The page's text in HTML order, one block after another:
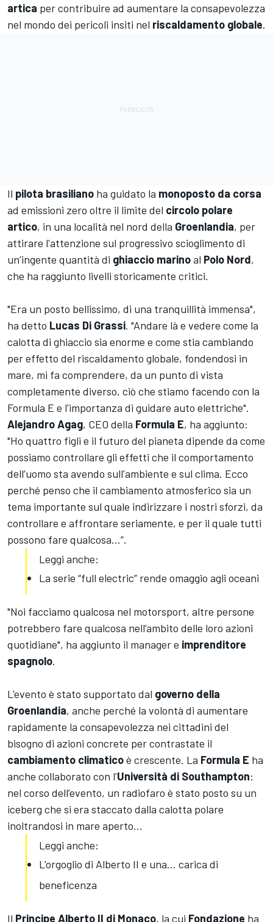
artica per contribuire ad aumentare la consapevolezza
nel mondo dei pericoli insiti nel riscaldamento globale.
Il pilota brasiliano ha guidato la monoposto da corsa
ad emissioni zero oltre il limite del circolo polare
artico, in una località nel nord della Groenlandia, per
attirare l'attenzione sul progressivo scioglimento di
un’ingente quantità di ghiaccio marinoal Polo Nord,
che ha raggiunto livelli storicamente critici.
"Era un posto bellissimo, di una tranquillità immensa",
ha detto Lucas Di Grassi. "Andare là e vedere come la
calotta di ghiaccio sia enorme e come stia cambiando
per effetto del riscaldamento globale, fondendosi in
mare, mi fa comprendere, da un punto di vista
completamente diverso, ciò che stiamo facendo con la
Formula E e l'importanza di guidare auto elettriche".
Alejandro Agag, CEO della Formula E, ha aggiunto:
"Ho quattro figli e il futuro del pianeta dipende da come
possiamo controllare gli effetti che il comportamento
dell’uomo sta avendo sull'ambiente e sul clima. Ecco
perché penso che il cambiamento atmosferico sia un
tema importante sul quale indirizzare i nostri sforzi, da
controllare e affrontare seriamente, e per il quale tutti
possono fare qualcosa...”.
Leggi anche:
La serie “full electric” rende omaggio agli oceani
"Noi facciamo qualcosa nel motorsport, altre persone
potrebbero fare qualcosa nell’ambito delle loro azioni
quotidiane", ha aggiunto il manager e imprenditore
spagnolo.
L'evento è stato supportato dal governo della
Groenlandia, anche perché la volontà di aumentare
rapidamente la consapevolezza nei cittadini del
bisogno di azioni concrete per contrastate il
cambiamento climaticoè crescente. La Formula E ha
anche collaborato con l'Università di Southampton:
nel corso dell’evento, un radiofaro è stato posto su un
iceberg che si era staccato dalla calotta polare
inoltrandosi in mare aperto...
Leggi anche:
L'orgoglio di Alberto II e una… carica di
beneficenza
Il Principe Alberto II di Monaco, la cui Fondazione ha